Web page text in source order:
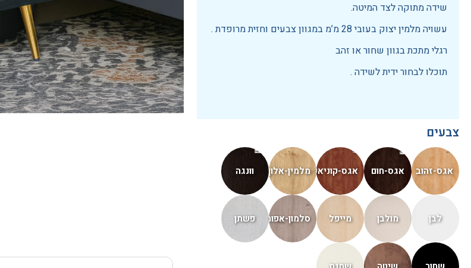
שידה מתוקה לצד המיטה.
עשויה מלמין יצוק בעובי 28 מ’מ במגוון צבעים וחזית מרופדת .
רגלי מתכת בגוון שחור או זהב
תוכלו לבחור ידית לשידה .
צבעים